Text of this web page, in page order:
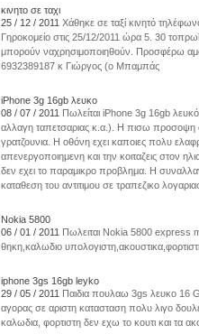
κινητο σε ταχι
25 / 12 / 2011 Χάθηκε σε ταξί κινητό
Γηροκομείο στις 25/12/2011 ώρα 5. 30
μπορούν ναχρησιμοποιηθούν. Προσφέρω
6932389187 κ Γιώργος (ο Μπαμπάς
iPhone 3g 16gb λευκο
08 / 07 / 2011 Πωλείται iPhone 3g 16gb
αλλαγη ταπετσαριας κ.α.). Η πισω προσοψη
γρατζουνια. Η οθόνη εχει καποιες πολυ
απενεργοποιημενη και την κοιταζεις στον
δεν εχει το παραμικρο προβλημα. Η
καταθεση του αντιτιμου σε τραπεζικο
Nokia 5800
06 / 01 / 2011 Πωλειται Nokia 5800 express
θηκη,καλωδιο
iphone 3gs 16gb leyko
29 / 05 / 2011 Παιδια πουλαω 3gs λευκο 16
αγορας σε αριστη κατασταση πολυ λιγο
καλωδια, φορτιστη δεν εχω το κουτι και τα